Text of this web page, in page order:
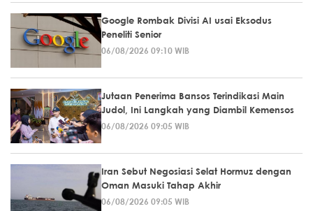
Google Rombak Divisi AI usai Eksodus
Peneliti Senior
06/08/2026 09:10 WIB
Jutaan Penerima Bansos Terindikasi Main
Judol, Ini Langkah yang Diambil Kemensos
06/08/2026 09:05 WIB
Iran Sebut Negosiasi Selat Hormuz dengan
Oman Masuki Tahap Akhir
06/08/2026 09:05 WIB